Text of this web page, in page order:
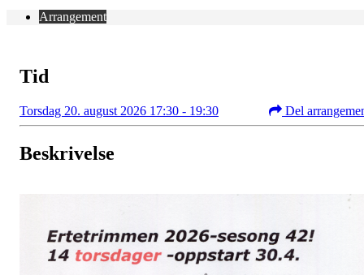
Arrangement
Tid
Torsdag 20. august 2026 17:30 - 19:30 Del
Beskrivelse